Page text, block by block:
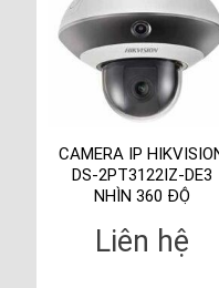
CAMERA IP
DS-2PT3122IZ-DE3
NHÌN 360 ĐỘ
Liên hệ